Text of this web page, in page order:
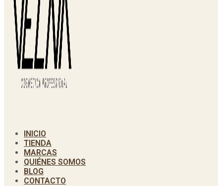
INICIO
TIENDA
MARCAS
QUIÉNES SOMOS
BLOG
CONTACTO